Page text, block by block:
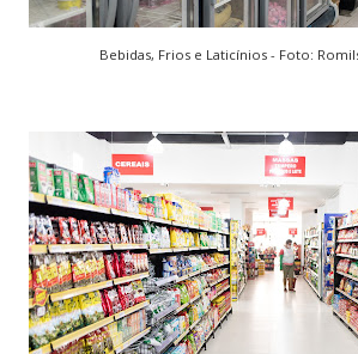
Bebidas, Frios e Laticínios - Foto: